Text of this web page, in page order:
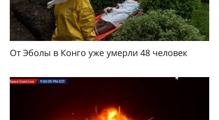
От Эболы в Конго уже умерли 48 человек